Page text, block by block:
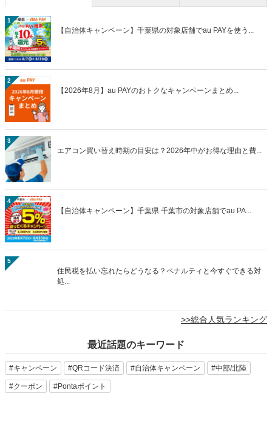
1
【自治体キャンペーン】千葉県の対象店舗でau PAYを使う...
2
【2026年8月】au PAYのおトクなキャンペーンまとめ...
3
エアコン買い替え時期の目安は？2026年中がお得な理由と費...
4
【自治体キャンペーン】千葉県 千葉市の対象店舗でau PA...
5
住民税を払い忘れたらどうなる？ペナルティと今すぐできる対
処...
>>総合人気ランキング
最近話題のキーワード
#キャンペーン #QRコード決済 #自治体キャンペーン #中部/北陸
#クーポン #Pontaポイント